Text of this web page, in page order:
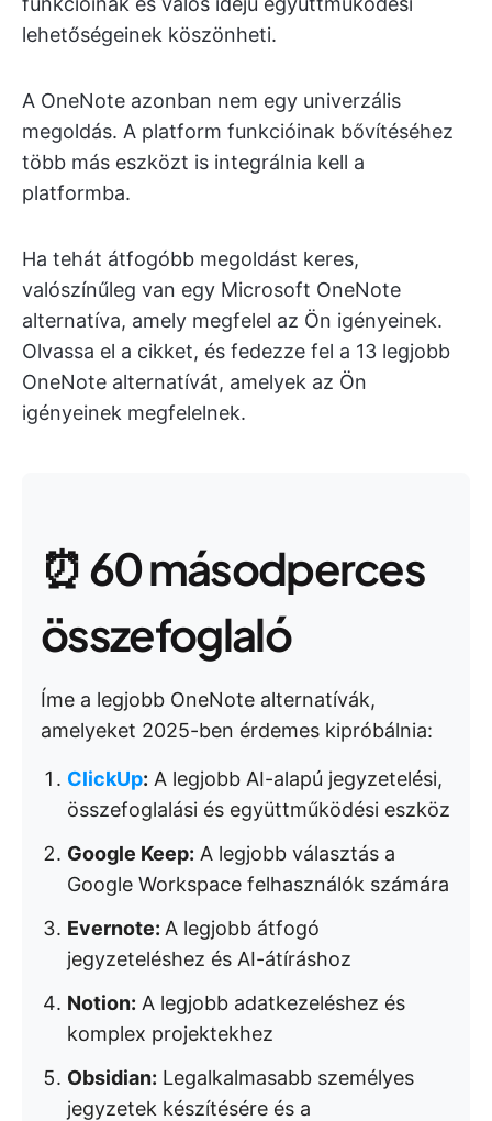
lehetőségeinek köszönheti.
A OneNote azonban nem egy univerzális
megoldás. A platform funkcióinak bővítéséhez
több más eszközt is integrálnia kell a
platformba.
Ha tehát átfogóbb megoldást keres,
valószínűleg van egy Microsoft OneNote
alternatíva, amely megfelel az Ön igényeinek.
Olvassa el a cikket, és fedezze fel a 13 legjobb
OneNote alternatívát, amelyek az Ön
igényeinek megfelelnek.
⏰ 60 másodperces
összefoglaló
Íme a legjobb OneNote alternatívák,
amelyeket 2025-ben érdemes kipróbálnia:
ClickUp: A legjobb AI-alapú jegyzetelési,
összefoglalási és együttműködési eszköz
Google Keep: A legjobb választás a
Google Workspace felhasználók számára
Evernote: A legjobb átfogó
jegyzeteléshez és AI-átíráshoz
Notion: A legjobb adatkezeléshez és
komplex projektekhez
Obsidian: Legalkalmasabb személyes
jegyzetek készítésére és a